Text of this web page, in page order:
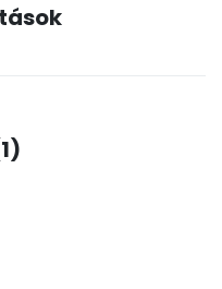
1)